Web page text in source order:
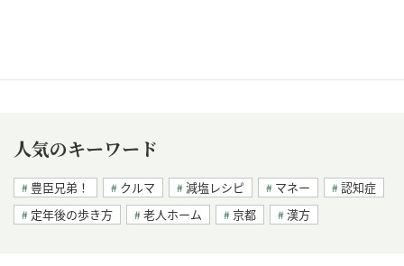
人気のキーワード
豊臣兄弟！ クルマ 減塩レシピ マネー
認知症
定年後の歩き方
老人ホーム 京都 漢方